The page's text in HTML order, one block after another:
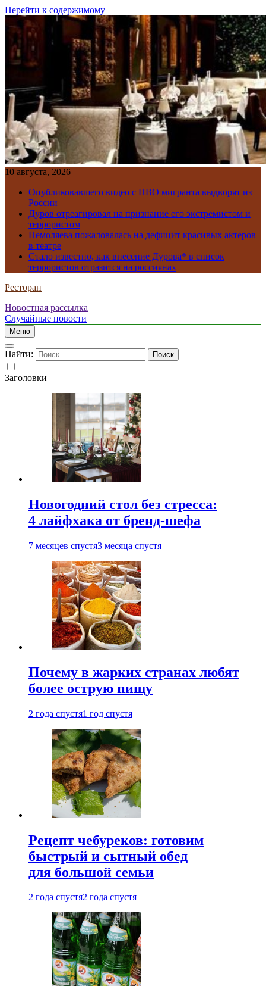
Перейти к содержимому
10 августа, 2026
Опубликовавшего видео с ПВО мигранта выдворят из
России
Дуров отреагировал на признание его экстремистом и
террористом
Немоляева пожаловалась на дефицит красивых актеров
в театре
Стало известно, как внесение Дурова* в список
террористов отразится на россиянах
Ресторан
Новостная рассылка
Случайные новости
Меню
Найти:
Заголовки
Новогодний стол без стресса:
4 лайфхака от бренд-шефа
7 месяцев спустя3 месяца спустя
Почему в жарких странах любят
более острую пищу
2 года спустя1 год спустя
Рецепт чебуреков: готовим
быстрый и сытный обед
для большой семьи
2 года спустя2 года спустя